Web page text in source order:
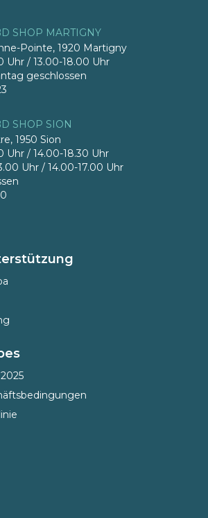
SHOP MARTIGNY
Pointe, 1920 Martigny
Uhr / 13.00-18.00 Uhr
geschlossen
SHOP SION
1950 Sion
Uhr / 14.00-18.30 Uhr
Uhr / 14.00-17.00 Uhr